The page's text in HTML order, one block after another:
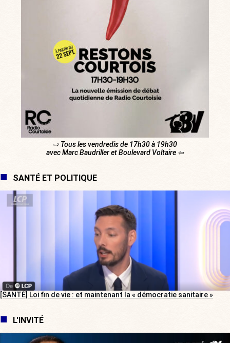
⇨ Tous les vendredis de 17h30 à 19h30
avec Marc Baudriller et Boulevard Voltaire ⇦
SANTÉ ET POLITIQUE
[SANTÉ] Loi fin de vie : et maintenant la « démocratie sanitaire »
L'INVITÉ